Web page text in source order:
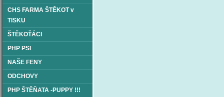
CHS FARMA ŠTĚKOT v
TISKU
ŠTĚKOŤÁCI
PHP PSI
NAŠE FENY
ODCHOVY
PHP ŠTĚŇATA -PUPPY !!!